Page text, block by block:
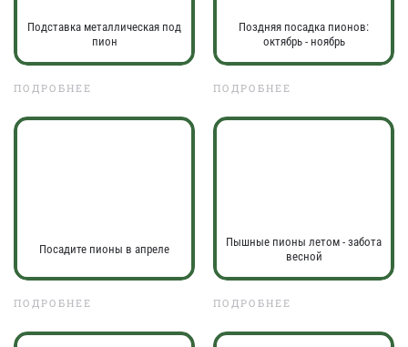
Подставка металлическая под
пион
ПОДРОБНЕЕ
Поздняя посадка пионов:
октябрь - ноябрь
ПОДРОБНЕЕ
Посадите пионы в апреле
ПОДРОБНЕЕ
Пышные пионы летом - забота
весной
ПОДРОБНЕЕ